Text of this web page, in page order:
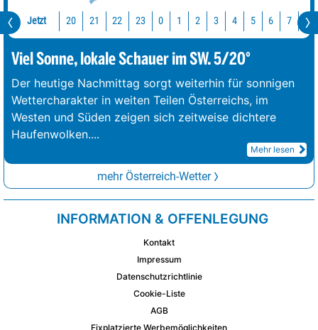
Jetzt 20 21 22 23 0 1 2 3 4 5 6 7 8
Viel Sonne, lokale Schauer im SW. 5/20°
Der heutige Nachmittag sorgt weiterhin für sonnigen
Wettercharakter in weiten Teilen Österreichs, im
Westen und Süden zeigen sich zeitweise dichtere
Haufenwolken....
Mehr lesen
mehr Österreich-Wetter
INFORMATION & OFFENLEGUNG
Kontakt
Impressum
Datenschutzrichtlinie
Cookie-Liste
AGB
Fixplatzierte Werbemöglichkeiten